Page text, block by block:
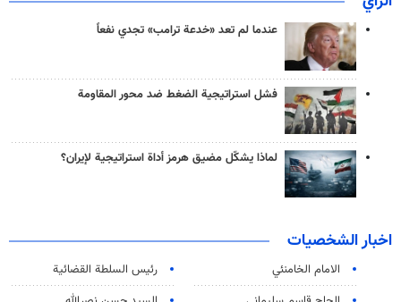
عندما لم تعد «خدعة ترامب» تجدي نفعاً
فشل استراتيجية الضغط ضد محور المقاومة
لماذا يشكّل مضيق هرمز أداة استراتيجية لإيران؟
اخبار الشخصيات
الامام الخامنئي
رئیس السلطة القضائیة